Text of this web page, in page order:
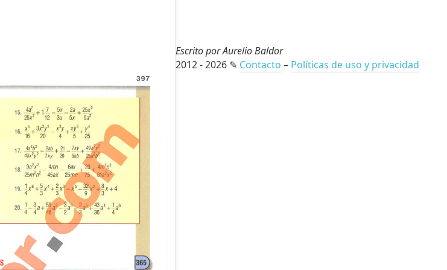
Escrito por Aurelio Baldor
2012 - 2026 ✎ Contacto – Políticas de uso y privacidad